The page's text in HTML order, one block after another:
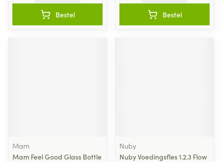
Bestel Bestel
Mam
Mam Feel Good Glass Bottle
Nuby
Nuby Voedingsfles 1.2.3 Flow